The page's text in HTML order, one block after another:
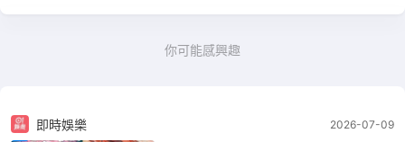
你可能感興趣
即時娛樂 2026-07-09